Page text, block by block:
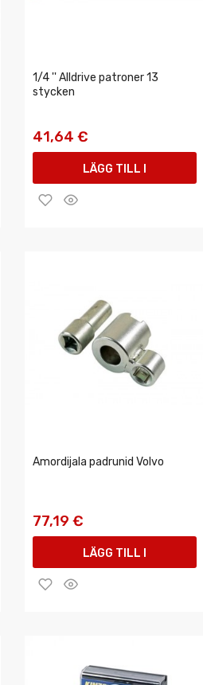
1/4 '' Alldrive patroner 13
stycken
41,64 €
LÄGG TILL I
VARUKORGEN
Amordijala padrunid Volvo
77,19 €
LÄGG TILL I
VARUKORGEN